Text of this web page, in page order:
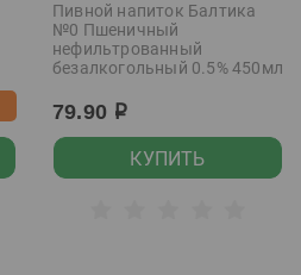
Пивной напиток Балтика
№0 Пшеничный
нефильтрованный
безалкогольный 0.5% 450мл
79.90 р
КУПИТЬ